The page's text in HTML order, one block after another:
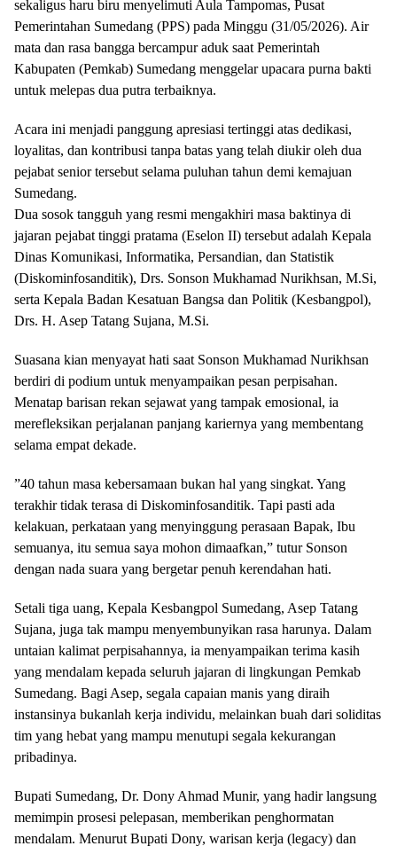
sekaligus haru biru menyelimuti Aula Tampomas, Pusat
Pemerintahan Sumedang (PPS) pada Minggu (31/05/2026). Air
mata dan rasa bangga bercampur aduk saat Pemerintah
Kabupaten (Pemkab) Sumedang menggelar upacara purna bakti
untuk melepas dua putra terbaiknya.
Acara ini menjadi panggung apresiasi tertinggi atas dedikasi,
loyalitas, dan kontribusi tanpa batas yang telah diukir oleh dua
pejabat senior tersebut selama puluhan tahun demi kemajuan
Sumedang.
​Dua sosok tangguh yang resmi mengakhiri masa baktinya di
jajaran pejabat tinggi pratama (Eselon II) tersebut adalah Kepala
Dinas Komunikasi, Informatika, Persandian, dan Statistik
(Diskominfosanditik), Drs. Sonson Mukhamad Nurikhsan, M.Si,
serta Kepala Badan Kesatuan Bangsa dan Politik (Kesbangpol),
Drs. H. Asep Tatang Sujana, M.Si.
​Suasana kian menyayat hati saat Sonson Mukhamad Nurikhsan
berdiri di podium untuk menyampaikan pesan perpisahan.
Menatap barisan rekan sejawat yang tampak emosional, ia
merefleksikan perjalanan panjang kariernya yang membentang
selama empat dekade.
​”40 tahun masa kebersamaan bukan hal yang singkat. Yang
terakhir tidak terasa di Diskominfosanditik. Tapi pasti ada
kelakuan, perkataan yang menyinggung perasaan Bapak, Ibu
semuanya, itu semua saya mohon dimaafkan,” tutur Sonson
dengan nada suara yang bergetar penuh kerendahan hati.
​Setali tiga uang, Kepala Kesbangpol Sumedang, Asep Tatang
Sujana, juga tak mampu menyembunyikan rasa harunya. Dalam
untaian kalimat perpisahannya, ia menyampaikan terima kasih
yang mendalam kepada seluruh jajaran di lingkungan Pemkab
Sumedang. Bagi Asep, segala capaian manis yang diraih
instansinya bukanlah kerja individu, melainkan buah dari soliditas
tim yang hebat yang mampu menutupi segala kekurangan
pribadinya.
​Bupati Sumedang, Dr. Dony Ahmad Munir, yang hadir langsung
memimpin prosesi pelepasan, memberikan penghormatan
mendalam. Menurut Bupati Dony, warisan kerja (legacy) dan